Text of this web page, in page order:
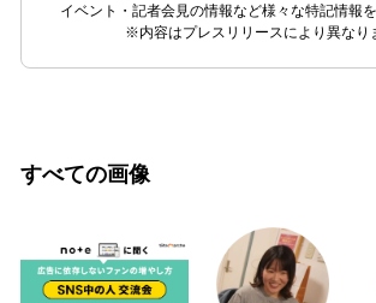
イベント・記者会見の情報など様々な特記情報を
※内容はプレスリリースにより異なり
すべての画像